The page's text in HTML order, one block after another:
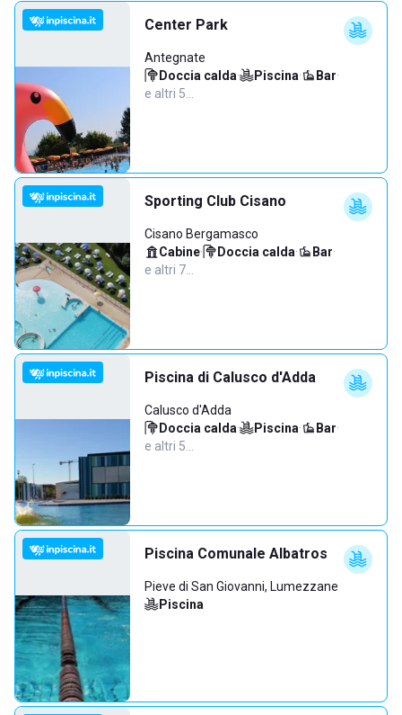
Center Park
Antegnate
Doccia calda· Piscina· Bar·
e altri 5…
Sporting Club Cisano
Cisano Bergamasco
Cabine· Doccia calda· Bar·
e altri 7…
Piscina di Calusco d'Adda
Calusco d'Adda
Doccia calda· Piscina· Bar·
e altri 5…
Piscina Comunale Albatros
Pieve di San Giovanni, Lumezzane
Piscina